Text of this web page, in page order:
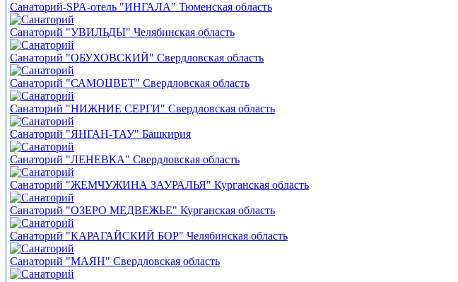
Санаторий-SPA-отель "ИНГАЛА" Тюменская область
Санаторий "УВИЛЬДЫ" Челябинская область
Санаторий "ОБУХОВСКИЙ" Свердловская область
Санаторий "САМОЦВЕТ" Свердловская область
Санаторий "НИЖНИЕ СЕРГИ" Свердловская область
Санаторий "ЯНГАН-ТАУ" Башкирия
Санаторий "ЛЕНЕВКА" Свердловская область
Санаторий "ЖЕМЧУЖИНА ЗАУРАЛЬЯ" Курганская область
Санаторий "ОЗЕРО МЕДВЕЖЬЕ" Курганская область
Санаторий "КАРАГАЙСКИЙ БОР" Челябинская область
Санаторий "МАЯН" Свердловская область